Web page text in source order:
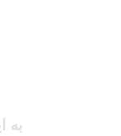
به